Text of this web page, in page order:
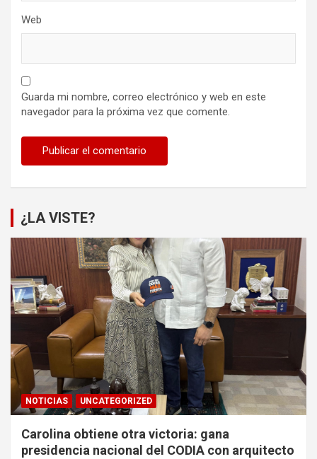
Web
Guarda mi nombre, correo electrónico y web en este
navegador para la próxima vez que comente.
¿LA VISTE?
NOTICIAS UNCATEGORIZED
Carolina obtiene otra victoria: gana
presidencia nacional del CODIA con arquitecto